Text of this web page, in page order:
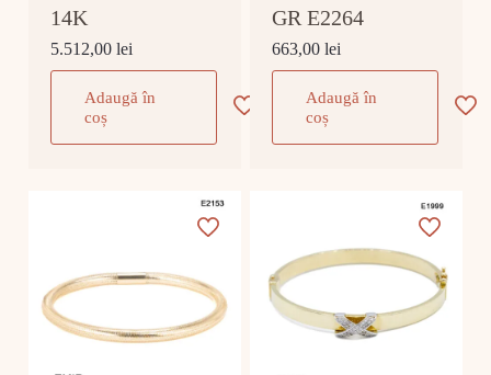
14K
5.512,00lei
Adaugă în
coș
GR E2264
663,00lei
Adaugă în
coș